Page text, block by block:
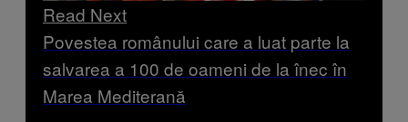
Read Next
Povestea românului care a luat parte la
salvarea a 100 de oameni de la înec în
Marea Mediterană